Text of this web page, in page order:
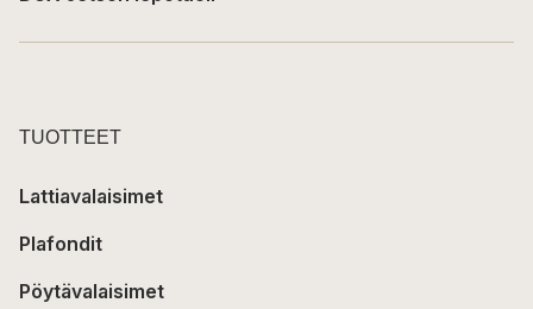
TUOTTEET
Lattiavalaisimet
Plafondit
Pöytävalaisimet